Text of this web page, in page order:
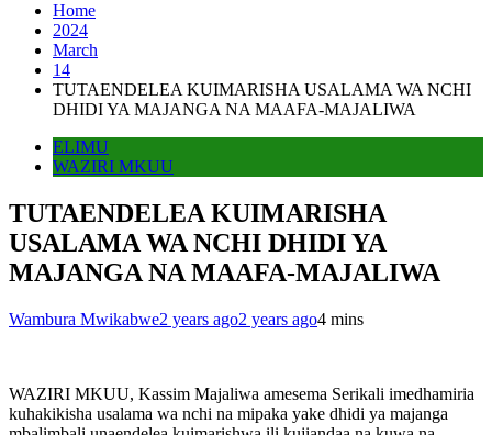
Home
2024
March
14
TUTAENDELEA KUIMARISHA USALAMA WA NCHI
DHIDI YA MAJANGA NA MAAFA-MAJALIWA
ELIMU
WAZIRI MKUU
TUTAENDELEA KUIMARISHA
USALAMA WA NCHI DHIDI YA
MAJANGA NA MAAFA-MAJALIWA
Wambura Mwikabwe2 years ago2 years ago4 mins
WAZIRI MKUU, Kassim Majaliwa amesema Serikali imedhamiria
kuhakikisha usalama wa nchi na mipaka yake dhidi ya majanga